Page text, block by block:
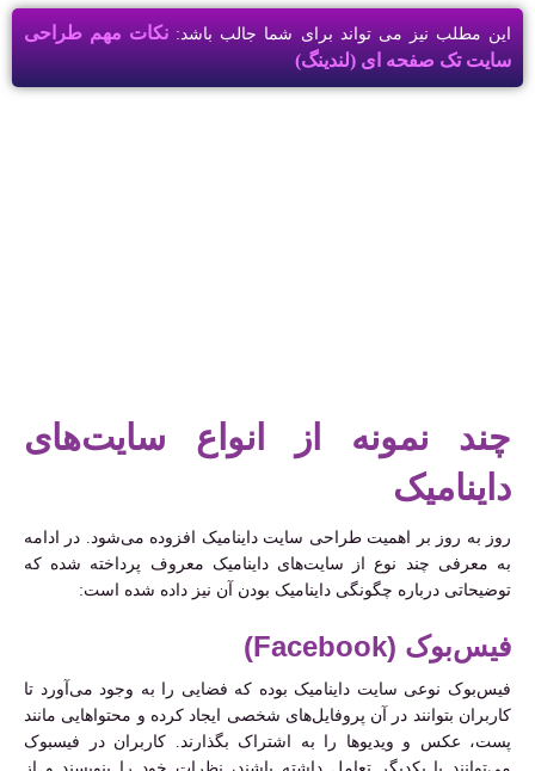
این مطلب نیز می تواند برای شما جالب باشد: نکات مهم طراحی
سایت تک صفحه ای (لندینگ)
چند نمونه از انواع سایت‌های
داینامیک
روز به روز بر اهمیت طراحی سایت داینامیک افزوده می‌شود. در ادامه
به معرفی چند نوع از سایت‌های داینامیک معروف پرداخته شده که
توضیحاتی درباره چگونگی داینامیک بودن آن نیز داده شده است:
فیس‌بوک (Facebook)
فیس‌بوک نوعی سایت داینامیک بوده که فضایی را به وجود می‌آورد تا
کاربران بتوانند در آن پروفایل‌های شخصی ایجاد کرده و محتواهایی مانند
پست‌، عکس‌ و ویدیوها را به اشتراک بگذارند. کاربران در فیسبوک